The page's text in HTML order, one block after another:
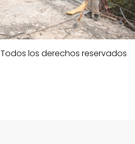
Todos los derechos reservados